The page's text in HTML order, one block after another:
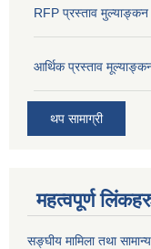
RFP प्रस्ताव मुल्याङ्कन
आर्थिक प्रस्ताव
थप सामाग्री
महत्वपूर्ण
सङ्‍घीय मामिला तथा